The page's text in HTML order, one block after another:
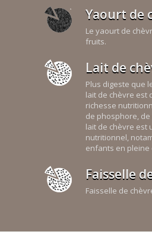
Yaourt de
Le yaourt de
fruits.
Lait de
Plus digeste que
lait de chèvre est
richesse
de phosphore,
lait de chèvre est
nutritionnel,
enfants en pleine
Faisselle
Faisselle de